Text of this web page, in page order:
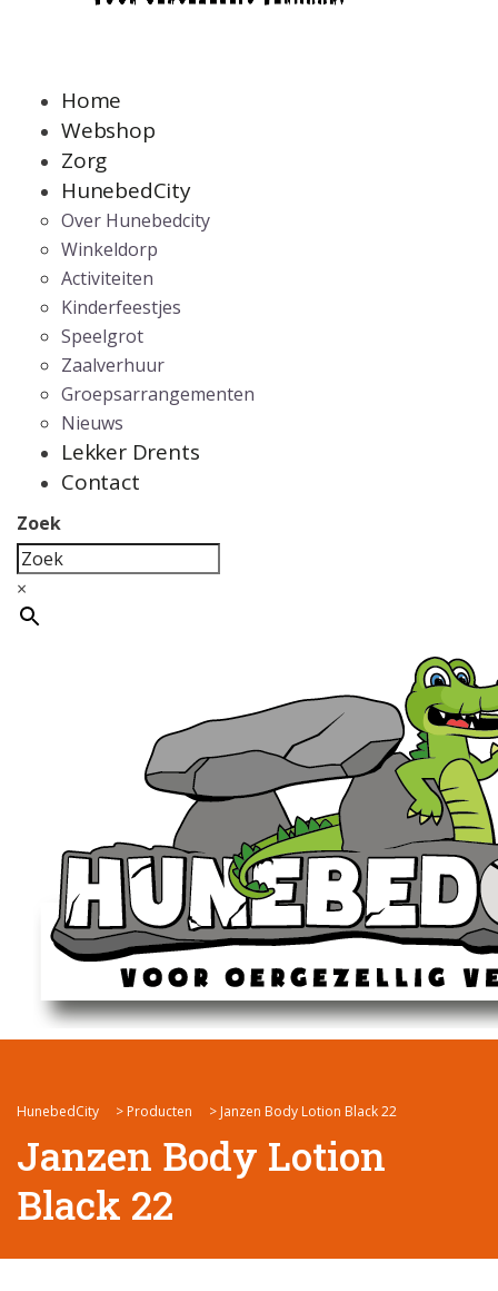
Home
Webshop
Zorg
HunebedCity
Over Hunebedcity
Winkeldorp
Activiteiten
Kinderfeestjes
Speelgrot
Zaalverhuur
Groepsarrangementen
Nieuws
Lekker Drents
Contact
Zoek
×
HunebedCity > Producten > Janzen Body Lotion Black 22
Janzen Body Lotion
Black 22